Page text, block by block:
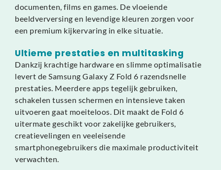
documenten, films en games. De vloeiende
beeldverversing en levendige kleuren zorgen voor
een premium kijkervaring in elke situatie.
Ultieme prestaties en multitasking
Dankzij krachtige hardware en slimme optimalisatie
levert de Samsung Galaxy Z Fold 6 razendsnelle
prestaties. Meerdere apps tegelijk gebruiken,
schakelen tussen schermen en intensieve taken
uitvoeren gaat moeiteloos. Dit maakt de Fold 6
uitermate geschikt voor zakelijke gebruikers,
creatievelingen en veeleisende
smartphonegebruikers die maximale productiviteit
verwachten.